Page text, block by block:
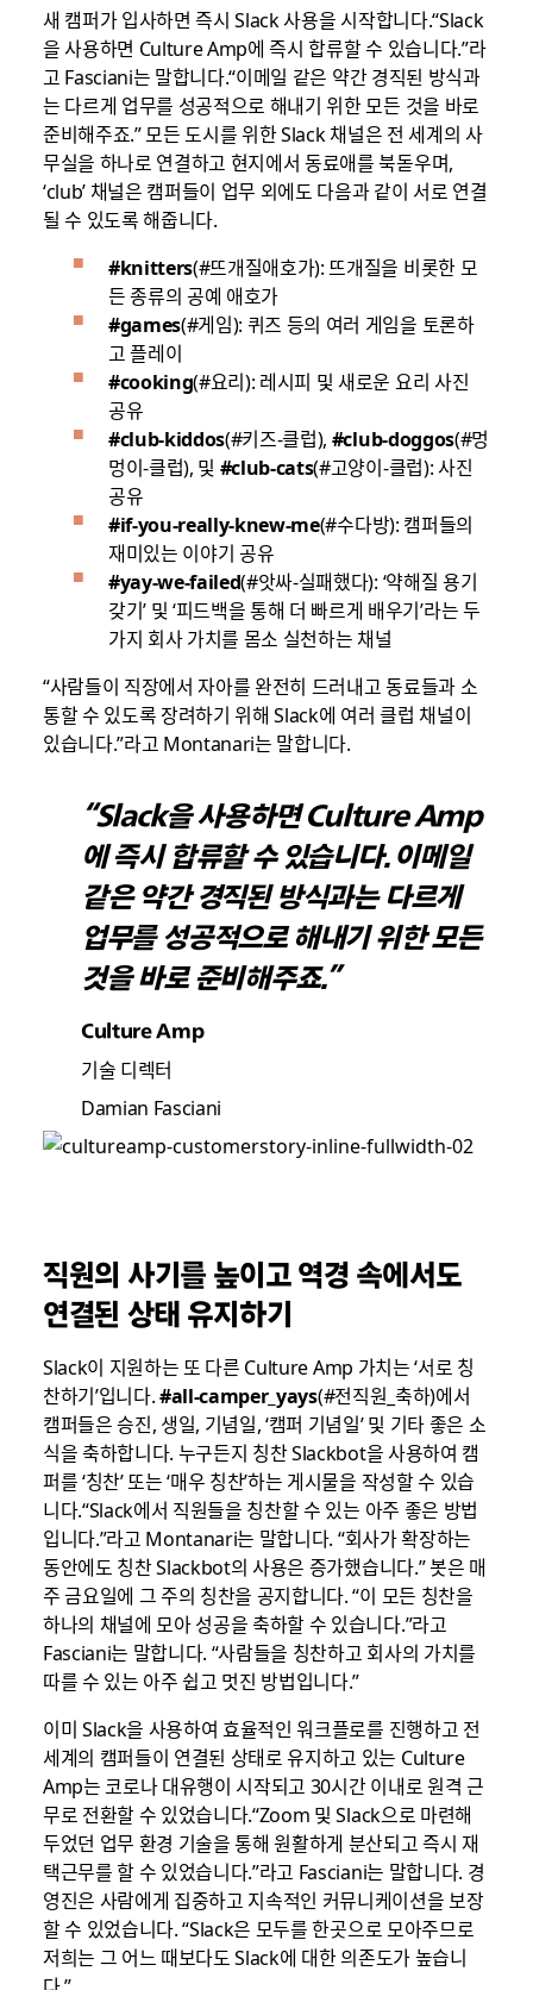
새 캠퍼가 입사하면 즉시 Slack 사용을 시작합니다.“Slack
을 사용하면 Culture Amp에 즉시 합류할 수 있습니다.”라
고 Fasciani는 말합니다.“이메일 같은 약간 경직된 방식과
는 다르게 업무를 성공적으로 해내기 위한 모든 것을 바로
준비해주죠.” 모든 도시를 위한 Slack 채널은 전 세계의 사
무실을 하나로 연결하고 현지에서 동료애를 북돋우며,
‘club’ 채널은 캠퍼들이 업무 외에도 다음과 같이 서로 연결
될 수 있도록 해줍니다.
#knitters(#뜨개질애호가): 뜨개질을 비롯한 모
든 종류의 공예 애호가
#games(#게임): 퀴즈 등의 여러 게임을 토론하
고 플레이
#cooking(#요리): 레시피 및 새로운 요리 사진
공유
#club-kiddos(#키즈-클럽), #club-doggos(#멍
멍이-클럽), 및 #club-cats(#고양이-클럽): 사진
공유
#if-you-really-knew-me(#수다방): 캠퍼들의
재미있는 이야기 공유
#yay-we-failed(#앗싸-실패했다): ‘약해질 용기
갖기’ 및 ‘피드백을 통해 더 빠르게 배우기’라는 두
가지 회사 가치를 몸소 실천하는 채널
“사람들이 직장에서 자아를 완전히 드러내고 동료들과 소
통할 수 있도록 장려하기 위해 Slack에 여러 클럽 채널이
있습니다.”라고 Montanari는 말합니다.
“Slack을 사용하면 Culture Amp
에 즉시 합류할 수 있습니다. 이메일
같은 약간 경직된 방식과는 다르게
업무를 성공적으로 해내기 위한 모든
것을 바로 준비해주죠.”
Culture Amp
기술 디렉터
Damian Fasciani
직원의 사기를 높이고 역경 속에서도
연결된 상태 유지하기
Slack이 지원하는 또 다른 Culture Amp 가치는 ‘서로 칭
찬하기’입니다.#all-camper_yays(#전직원_축하)에서
캠퍼들은 승진, 생일, 기념일, ‘캠퍼 기념일’ 및 기타 좋은 소
식을 축하합니다. 누구든지 칭찬 Slackbot을 사용하여 캠
퍼를 ‘칭찬’ 또는 ‘매우 칭찬’하는 게시물을 작성할 수 있습
니다.“Slack에서 직원들을 칭찬할 수 있는 아주 좋은 방법
입니다.”라고 Montanari는 말합니다. “회사가 확장하는
동안에도 칭찬 Slackbot의 사용은 증가했습니다.” 봇은 매
주 금요일에 그 주의 칭찬을 공지합니다. “이 모든 칭찬을
하나의 채널에 모아 성공을 축하할 수 있습니다.”라고
Fasciani는 말합니다. “사람들을 칭찬하고 회사의 가치를
따를 수 있는 아주 쉽고 멋진 방법입니다.”
이미 Slack을 사용하여 효율적인 워크플로를 진행하고 전
세계의 캠퍼들이 연결된 상태로 유지하고 있는 Culture
Amp는 코로나 대유행이 시작되고 30시간 이내로 원격 근
무로 전환할 수 있었습니다.“Zoom 및 Slack으로 마련해
두었던 업무 환경 기술을 통해 원활하게 분산되고 즉시 재
택근무를 할 수 있었습니다.”라고 Fasciani는 말합니다. 경
영진은 사람에게 집중하고 지속적인 커뮤니케이션을 보장
할 수 있었습니다. “Slack은 모두를 한곳으로 모아주므로
저희는 그 어느 때보다도 Slack에 대한 의존도가 높습니